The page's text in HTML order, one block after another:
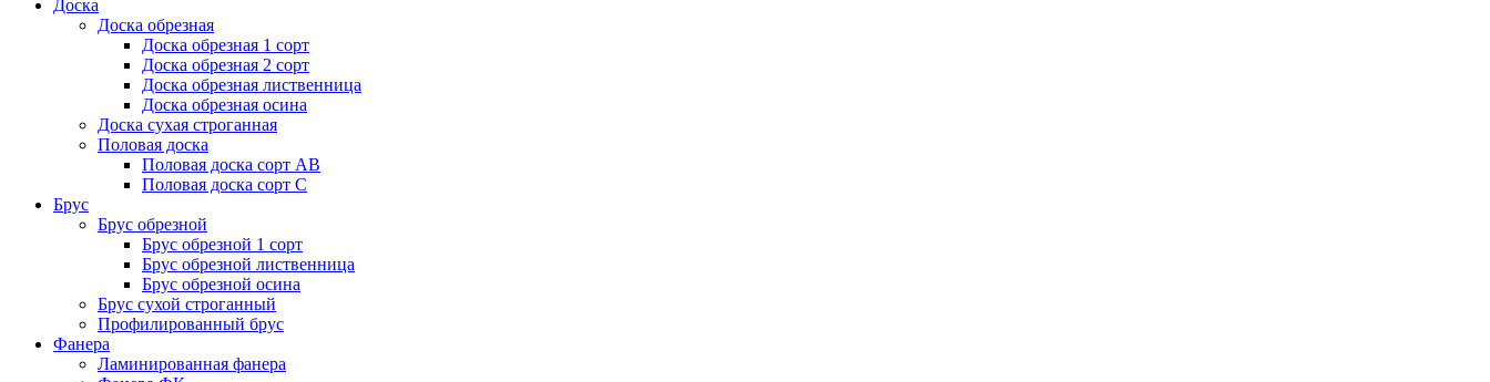
Доска
Доска обрезная
Доска обрезная 1 сорт
Доска обрезная 2 сорт
Доска обрезная лиственница
Доска обрезная осина
Доска сухая строганная
Половая доска
Половая доска сорт АВ
Половая доска сорт С
Брус
Брус обрезной
Брус обрезной 1 сорт
Брус обрезной лиственница
Брус обрезной осина
Брус сухой строганный
Профилированный брус
Фанера
Ламинированная фанера